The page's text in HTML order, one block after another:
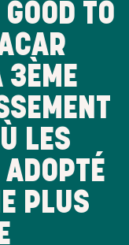
TO
3ÈME
LES
PLUS